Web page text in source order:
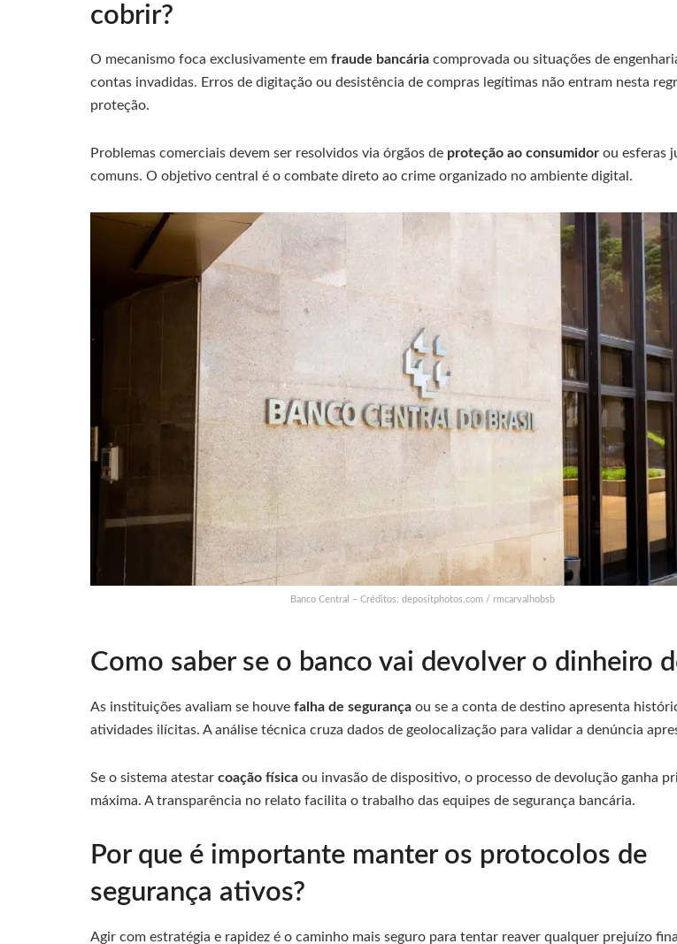
cobrir?
O mecanismo foca exclusivamente em fraude bancária comprovada ou situações de
contas invadidas. Erros de digitação ou desistência de compras legítimas não entram nesta
proteção.
Problemas comerciais devem ser resolvidos via órgãos de proteção ao consumidor ou esferas
comuns. O objetivo central é o combate direto ao crime organizado no ambiente digital.
Banco Central – Créditos: depositphotos.com / rmcarvalhobsb
Como saber se o banco vai devolver o dinheiro
As instituições avaliam se houve falha de segurança ou se a conta de destino apresenta
atividades ilícitas. A análise técnica cruza dados de geolocalização para validar a denúncia
Se o sistema atestar coação física ou invasão de dispositivo, o processo de devolução ganha
máxima. A transparência no relato facilita o trabalho das equipes de segurança bancária.
Por que é importante manter os protocolos de
segurança ativos?
Agir com estratégia e rapidez é o caminho mais seguro para tentar reaver qualquer prejuízo